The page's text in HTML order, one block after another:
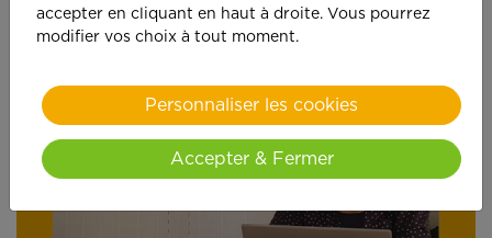
accepter en cliquant en haut à droite. Vous pourrez
modifier vos choix à tout moment.
Personnaliser les cookies
Accepter & Fermer